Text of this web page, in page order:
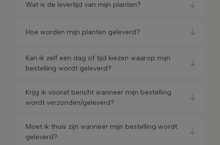
Wat is de levertijd van mijn planten?
Hoe worden mijn planten geleverd?
Kan ik zelf een dag of tijd kiezen waarop mijn
bestelling wordt geleverd?
Krijg ik vooraf bericht wanneer mijn bestelling
wordt verzonden/geleverd?
Moet ik thuis zijn wanneer mijn bestelling wordt
geleverd?